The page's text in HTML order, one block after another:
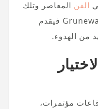
الفن المعاصر وتلك
الأجواء البديلة قليلاً. أما Grunewald فيقدم
من الهدوء.
مؤتمرات،